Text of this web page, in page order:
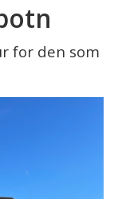
for den som